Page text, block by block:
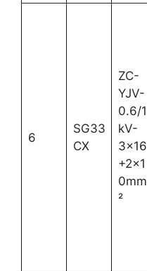
6
SG33
CX
ZC-
YJV-
0.6/1
kV-
3×16
+2×1
0mm
²